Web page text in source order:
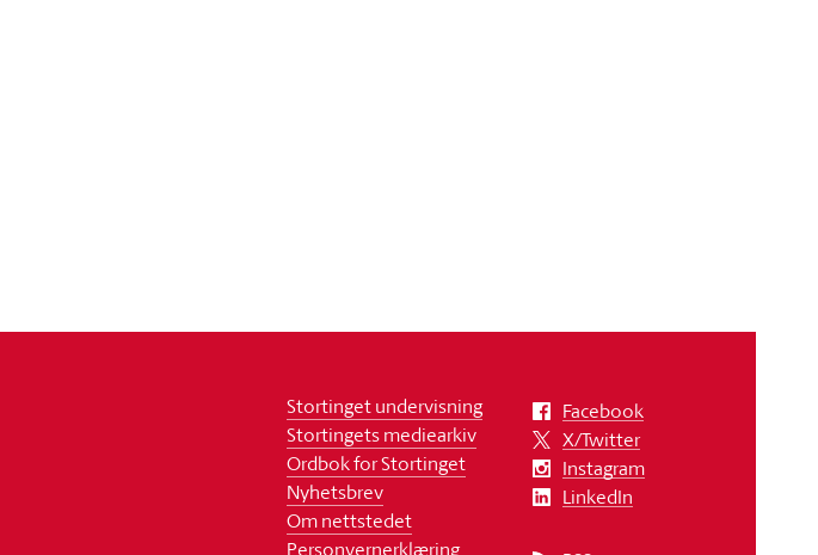
Stortinget undervisning
Stortingets mediearkiv
Ordbok for Stortinget
Nyhetsbrev
Om nettstedet
Personvernerklæring
Facebook
X/Twitter
Instagram
LinkedIn